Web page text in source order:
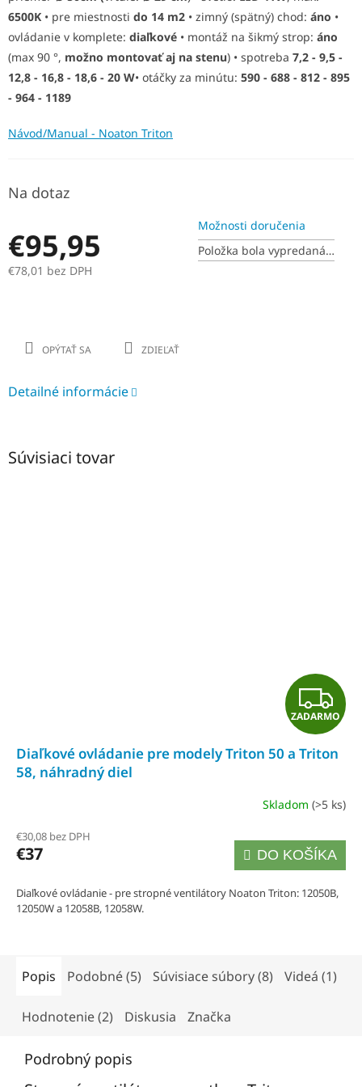
O
€95,95
€78,01 bez DPH
Na dotaz
Možnosti doručenia
Položka bola vypredaná…
6500K • pre miestnosti do 14 m2 • zimný (spätný) chod: áno •
ovládanie v komplete: diaľkové • montáž na šikmý strop: áno
(max 90 °, možno montovať aj na stenu) • spotreba 7,2 - 9,5 -
12,8 - 16,8 - 18,6 - 20 W• otáčky za minútu: 590 - 688 - 812 - 895
- 964 - 1189
Návod/Manual - Noaton Triton
Detailné informácie
OPÝTAŤ SA ZDIEĽAŤ
Súvisiaci tovar
Z
A
D
A
R
M
O
ZADARMO
Diaľkové ovládanie pre modely Triton 50 a Triton
58, náhradný diel
Skladom (>5 ks)
€30,08 bez DPH
€37 DO KOŠÍKA
Diaľkové ovládanie - pre stropné ventilátory Noaton Triton: 12050B,
12050W a 12058B, 12058W.
Popis Podobné (5) Súvisiace súbory (8) Videá (1)
Hodnotenie (2) Diskusia Značka
Podrobný popis